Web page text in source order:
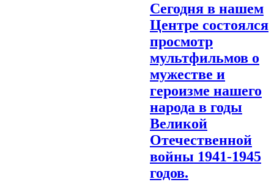
Сегодня в нашем
Центре состоялся
просмотр
мультфильмов о
мужестве и
героизме нашего
народа в годы
Великой
Отечественной
войны 1941-1945
годов.